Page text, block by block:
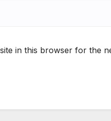
in this browser for the